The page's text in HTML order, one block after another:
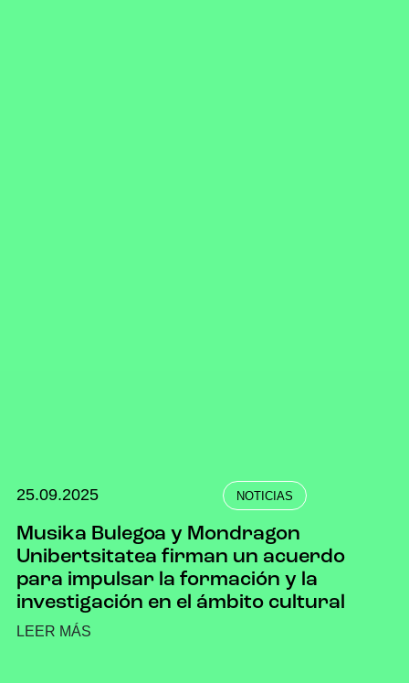
25.09.2025 NOTICIAS
Musika Bulegoa y Mondragon
Unibertsitatea firman un acuerdo
para impulsar la formación y la
investigación en el ámbito cultural
LEER MÁS